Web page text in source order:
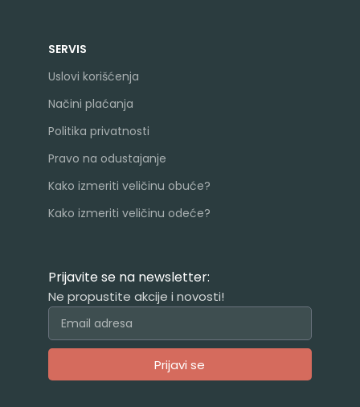
SERVIS
Uslovi korišćenja
Načini plaćanja
Politika privatnosti
Pravo na odustajanje
Kako izmeriti veličinu obuće?
Kako izmeriti veličinu odeće?
Prijavite se na newsletter:
Ne propustite akcije i novosti!
Prijavi se